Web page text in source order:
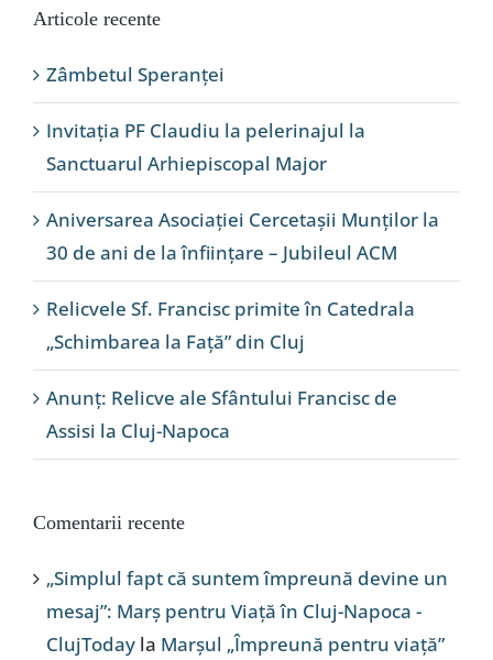
Articole recente
Zâmbetul Speranței
Invitația PF Claudiu la pelerinajul la
Sanctuarul Arhiepiscopal Major
Aniversarea Asociației Cercetașii Munților la
30 de ani de la înființare – Jubileul ACM
Relicvele Sf. Francisc primite în Catedrala
„Schimbarea la Față” din Cluj
Anunț: Relicve ale Sfântului Francisc de
Assisi la Cluj-Napoca
Comentarii recente
„Simplul fapt că suntem împreună devine un
mesaj”: Marș pentru Viață în Cluj-Napoca -
ClujToday la Marșul „Împreună pentru viață”